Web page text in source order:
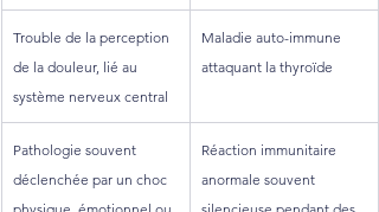
Trouble de la perception
de la douleur, lié au
système nerveux central
Maladie auto-immune
attaquant la thyroïde
Pathologie souvent
déclenchée par un choc
Réaction immunitaire
anormale souvent